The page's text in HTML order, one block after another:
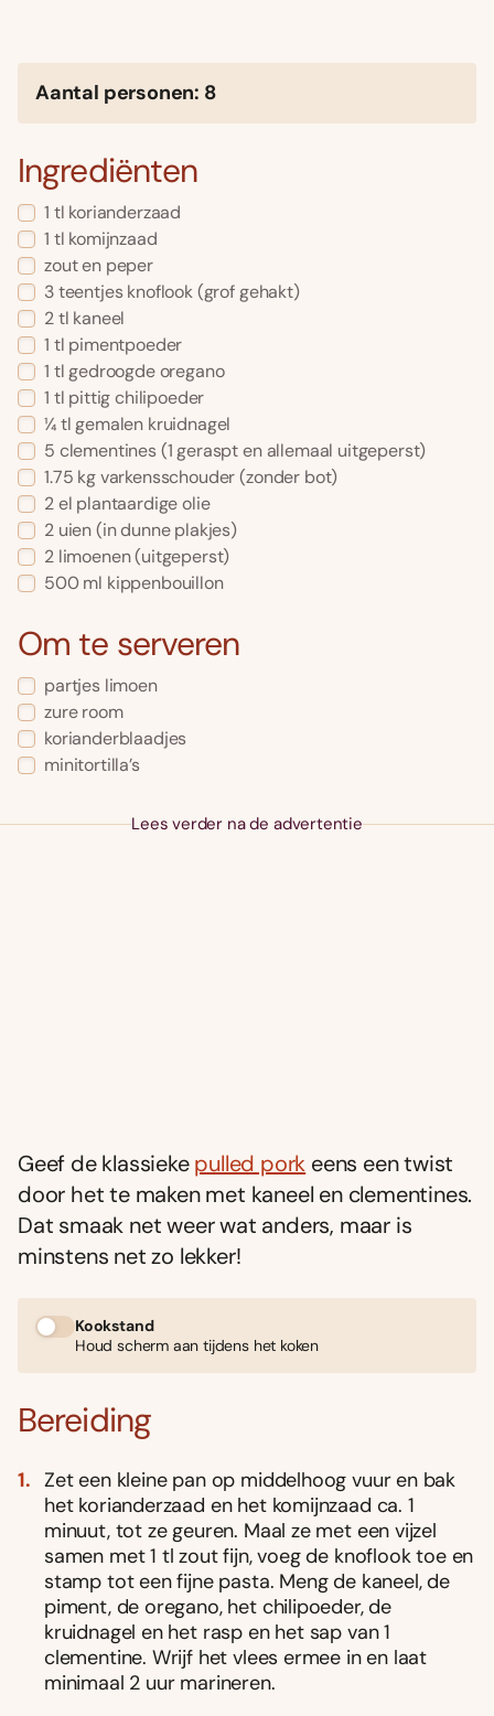
Aantal personen: 8
Ingrediënten
1 tl korianderzaad
1 tl komijnzaad
zout en peper
3 teentjes knoflook (grof gehakt)
2 tl kaneel
1 tl pimentpoeder
1 tl gedroogde oregano
1 tl pittig chilipoeder
¼ tl gemalen kruidnagel
5 clementines (1 geraspt en allemaal uitgeperst)
1.75 kg varkensschouder (zonder bot)
2 el plantaardige olie
2 uien (in dunne plakjes)
2 limoenen (uitgeperst)
500 ml kippenbouillon
Om te serveren
partjes limoen
zure room
korianderblaadjes
minitortilla’s
Lees verder na de advertentie
Geef de klassiekepulled pork eens een twist
door het te maken met kaneel en clementines.
Dat smaak net weer wat anders, maar is
minstens net zo lekker!
Kookstand
Houd scherm aan tijdens het koken
Bereiding
Zet een kleine pan op middelhoog vuur en bak
het korianderzaad en het komijnzaad ca. 1
minuut, tot ze geuren. Maal ze met een vijzel
samen met 1 tl zout fijn, voeg de knoflook toe en
stamp tot een fijne pasta. Meng de kaneel, de
piment, de oregano, het chilipoeder, de
kruidnagel en het rasp en het sap van 1
clementine. Wrijf het vlees ermee in en laat
minimaal 2 uur marineren.